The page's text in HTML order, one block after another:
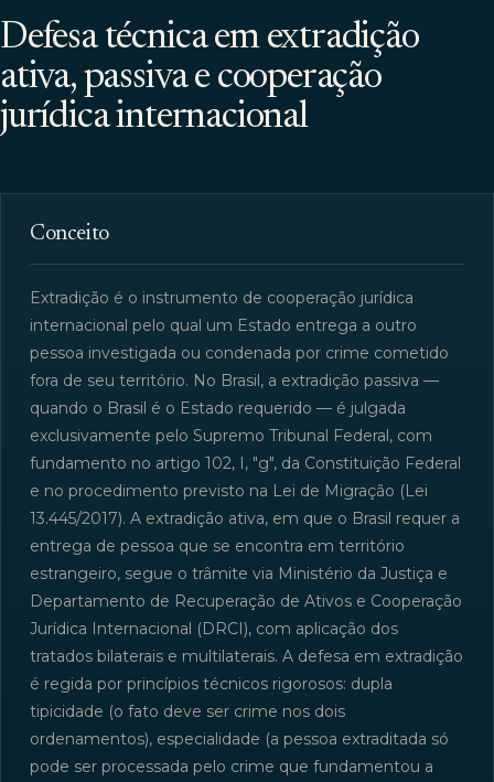
Defesa técnica em extradição
ativa, passiva e cooperação
jurídica internacional
Conceito
Extradição é o instrumento de cooperação jurídica
internacional pelo qual um Estado entrega a outro
pessoa investigada ou condenada por crime cometido
fora de seu território. No Brasil, a extradição passiva —
quando o Brasil é o Estado requerido — é julgada
exclusivamente pelo Supremo Tribunal Federal, com
fundamento no artigo 102, I, "g", da Constituição Federal
e no procedimento previsto na Lei de Migração (Lei
13.445/2017). A extradição ativa, em que o Brasil requer a
entrega de pessoa que se encontra em território
estrangeiro, segue o trâmite via Ministério da Justiça e
Departamento de Recuperação de Ativos e Cooperação
Jurídica Internacional (DRCI), com aplicação dos
tratados bilaterais e multilaterais. A defesa em extradição
é regida por princípios técnicos rigorosos: dupla
tipicidade (o fato deve ser crime nos dois
ordenamentos), especialidade (a pessoa extraditada só
pode ser processada pelo crime que fundamentou a